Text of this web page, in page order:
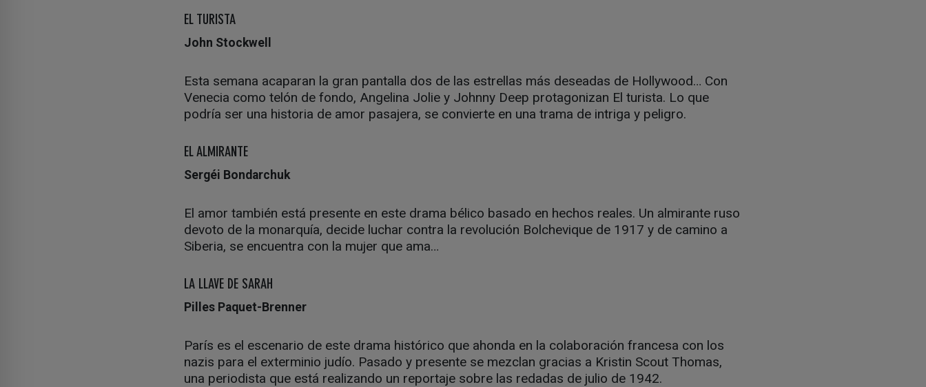
EL TURISTA
John Stockwell
Esta semana acaparan la gran pantalla dos de las estrellas más deseadas de Hollywood… Con
Venecia como telón de fondo, Angelina Jolie y Johnny Deep protagonizan El turista. Lo que
podría ser una historia de amor pasajera, se convierte en una trama de intriga y peligro.
EL ALMIRANTE
Sergéi Bondarchuk
El amor también está presente en este drama bélico basado en hechos reales. Un almirante ruso
devoto de la monarquía, decide luchar contra la revolución Bolchevique de 1917 y de camino a
Siberia, se encuentra con la mujer que ama…
LA LLAVE DE SARAH
Pilles Paquet-Brenner
París es el escenario de este drama histórico que ahonda en la colaboración francesa con los
nazis para el exterminio judío. Pasado y presente se mezclan gracias a Kristin Scout Thomas,
una periodista que está realizando un reportaje sobre las redadas de julio de 1942.